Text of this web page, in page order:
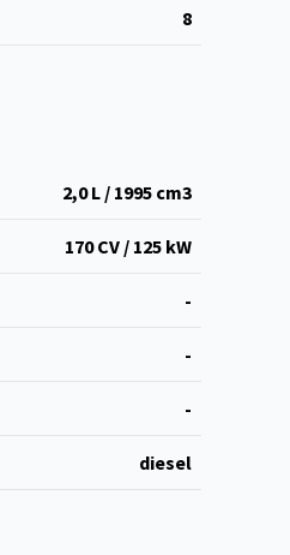
8
2,0 L / 1995 cm3
170 CV / 125 kW
-
-
-
diesel